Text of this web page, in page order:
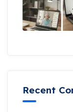
Recent